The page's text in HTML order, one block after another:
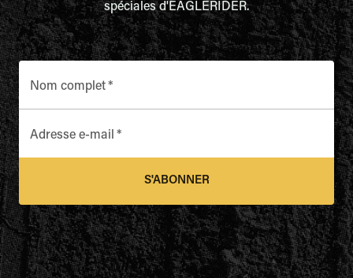
spéciales d'EAGLERIDER.
Nom complet*
Adresse e-mail *
S'ABONNER